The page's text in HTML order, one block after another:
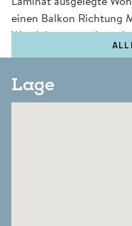
einen Balkon Richtung
Wendeltreppe geht es
Obergeschoss mit
Duschbad.
Lage